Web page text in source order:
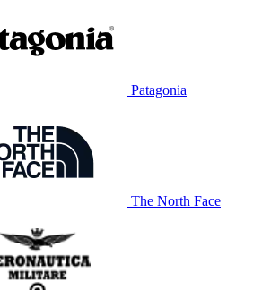
Patagonia
The North Face